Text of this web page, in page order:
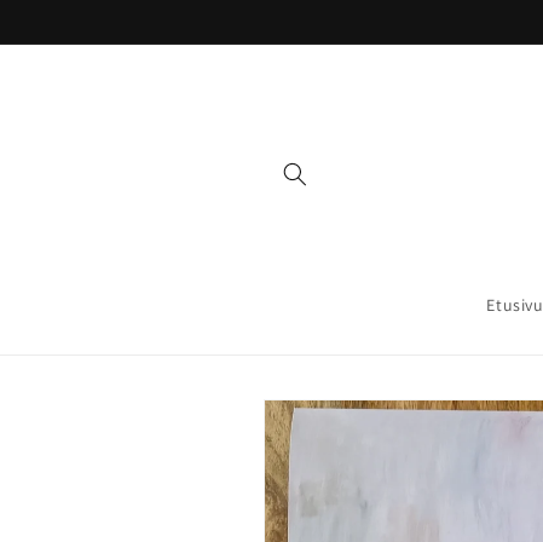
sisältöön
Etusivu
Siirry
tuotetietoihin